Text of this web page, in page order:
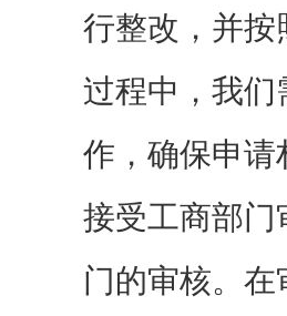
行整改，并按
过程中，我们
作，确保申请
接受工商部门
门的审核。